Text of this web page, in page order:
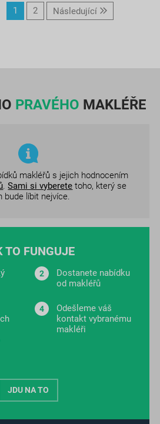
1 2 Následující
PRAVÉHO MAKLÉŘE
makléřů s jejich hodnocením
.Sami si vyberete toho, který se
bude líbit nejvíce.
TO FUNGUJE
Dostanete nabídku
od makléřů
Odešleme váš
kontakt vybranému
makléři
JDU NA TO